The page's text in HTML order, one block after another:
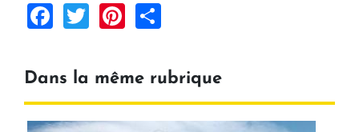
Facebook
TwitterPinterest
Dans la même rubrique